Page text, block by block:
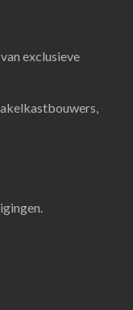
exclusieve